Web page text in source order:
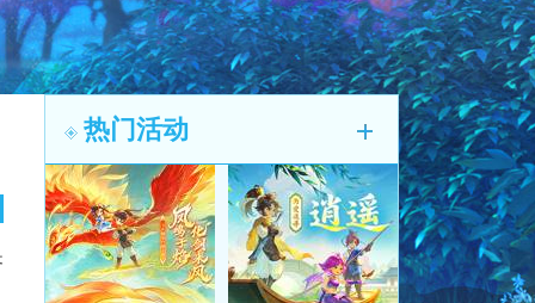
热门活动